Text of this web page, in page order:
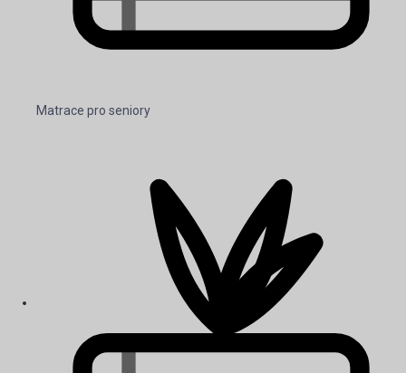
Matrace pro seniory